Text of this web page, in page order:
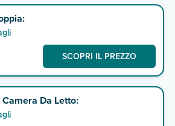
SCOPRI IL PREZZO
Da Letto: